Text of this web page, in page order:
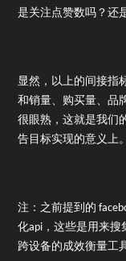
是关注点赞数吗？还
显然，以上的间接指
和销量、购买量、品
很眼熟，这就是我们
告目标实现的意义上。
注：之前提到的
化api，这些是用来搜
跨设备的成效衡量工